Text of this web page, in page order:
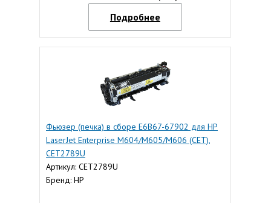
Подробнее
Фьюзер (печка) в сборе E6B67-67902 для HP
LaserJet Enterprise M604/M605/M606 (CET),
CET2789U
Артикул: CET2789U
Бренд: HP